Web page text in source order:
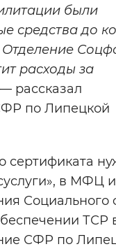
были
средства до
Отделение
расходы за
рассказал
по Липецкой
сертификата
в МФЦ
Социального
ТСР
СФР по